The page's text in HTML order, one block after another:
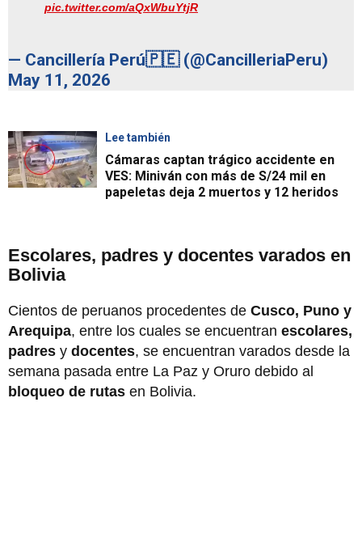
pic.twitter.com/aQxWbuYtjR
— Cancillería Perú🇵🇪 (@CancilleriaPeru)
May 11, 2026
Lee también
Cámaras captan trágico accidente en
VES: Miniván con más de S/24 mil en
papeletas deja 2 muertos y 12 heridos
Escolares, padres y docentes varados en
Bolivia
Cientos de peruanos procedentes de Cusco, Puno y
Arequipa, entre los cuales se encuentran escolares,
padres y docentes, se encuentran varados desde la
semana pasada entre La Paz y Oruro debido al
bloqueo de rutas en Bolivia.